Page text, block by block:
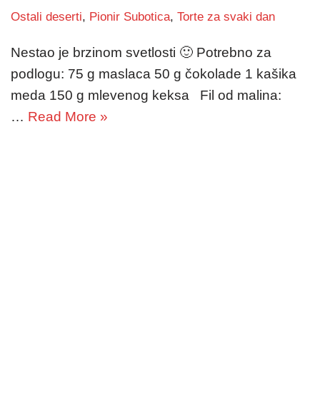
Ostali deserti, Pionir Subotica, Torte za svaki dan
Nestao je brzinom svetlosti 🙂 Potrebno za
podlogu: 75 g maslaca 50 g čokolade 1 kašika
meda 150 g mlevenog keksa Fil od malina:
… Read More »